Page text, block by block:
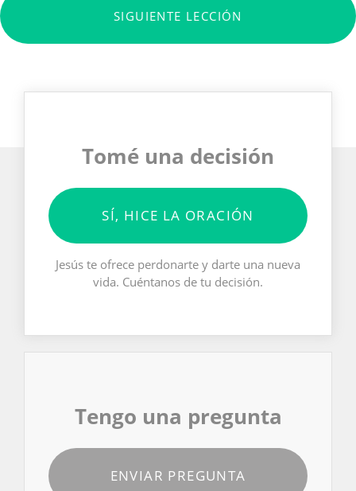
SIGUIENTE LECCIÓN
Tomé una decisión
SÍ, HICE LA ORACIÓN
Jesús te ofrece perdonarte y darte una nueva
vida. Cuéntanos de tu decisión.
Tengo una pregunta
ENVIAR PREGUNTA